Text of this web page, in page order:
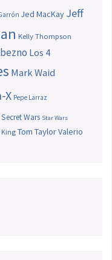
Jed MacKay Jeff
Kelly Thompson
Los 4
Mark Waid
X Pepe Larraz
Secret Wars Star Wars
Tom TaylorValerio